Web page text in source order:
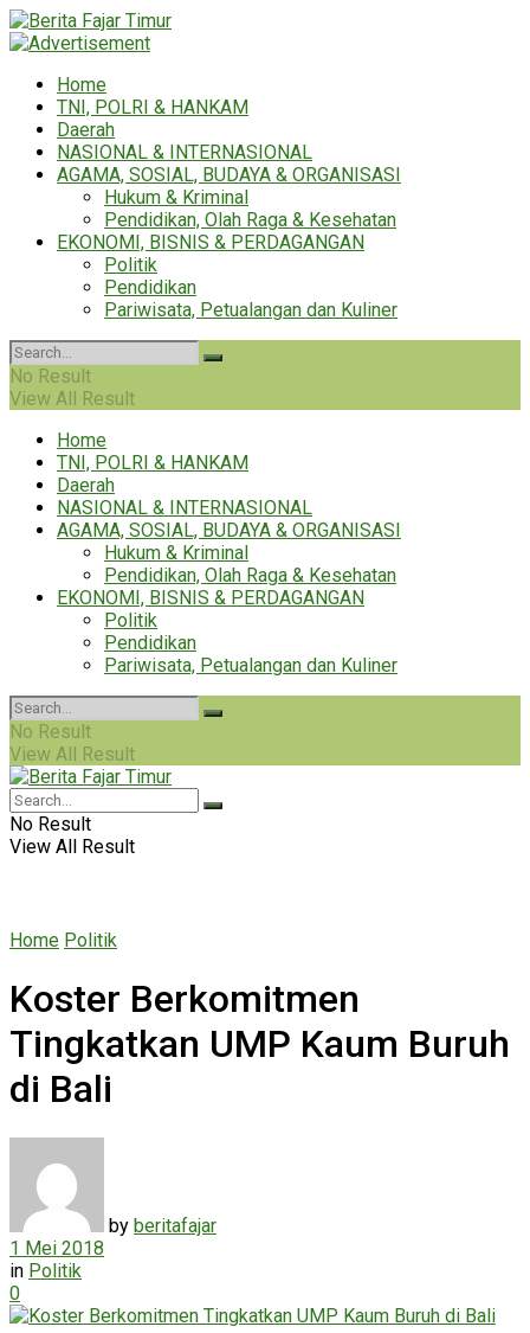
Home
TNI, POLRI & HANKAM
Daerah
NASIONAL & INTERNASIONAL
AGAMA, SOSIAL, BUDAYA & ORGANISASI
Hukum & Kriminal
Pendidikan, Olah Raga & Kesehatan
EKONOMI, BISNIS & PERDAGANGAN
Politik
Pendidikan
Pariwisata, Petualangan dan Kuliner
No Result
View All Result
Home
TNI, POLRI & HANKAM
Daerah
NASIONAL & INTERNASIONAL
AGAMA, SOSIAL, BUDAYA & ORGANISASI
Hukum & Kriminal
Pendidikan, Olah Raga & Kesehatan
EKONOMI, BISNIS & PERDAGANGAN
Politik
Pendidikan
Pariwisata, Petualangan dan Kuliner
No Result
View All Result
No Result
View All Result
Home Politik
Koster Berkomitmen
Tingkatkan UMP Kaum Buruh
di Bali
by beritafajar
1 Mei 2018
in Politik
0